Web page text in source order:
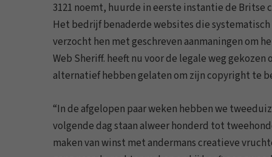
3121 noemt, huurde in eerste instantie de
Het bedrijf benaderde websites die systematisch
verzocht hen met geschreven aanmaningen om
Web Sheriff. heeft nu voor de legale weg
alternatief hebben gelaten om zijn copyright te
“In de afgelopen paar weken hebben we
volgende dag staan alweer honderd tot
maken van winst met andermans creatieve